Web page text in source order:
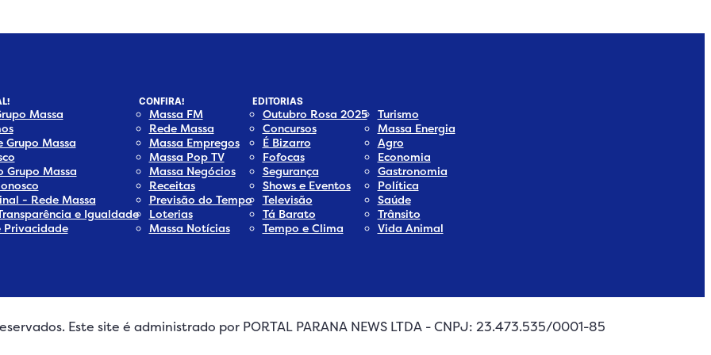
Massa
Grupo Massa
Grupo Massa
- Rede Massa
e Igualdade
Privacidade
CONFIRA!
Massa FM
Rede Massa
Massa Empregos
Massa Pop TV
Massa Negócios
Receitas
Previsão do Tempo
Loterias
Massa Notícias
EDITORIAS
Outubro Rosa 2025
Concursos
É Bizarro
Fofocas
Segurança
Shows e Eventos
Televisão
Tá Barato
Tempo e Clima
Turismo
Massa Energia
Agro
Economia
Gastronomia
Política
Saúde
Trânsito
Vida Animal
Este site é administrado por PORTAL PARANA NEWS LTDA - CNPJ: 23.473.535/0001-85